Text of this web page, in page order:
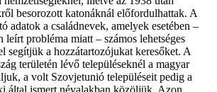
besorozott katonáknál előfordulhattak. A
adatok a családnevek, amelyek esetében –
leírt probléma miatt – számos lehetséges
segítjük a hozzátartozójukat keresőket. A
területén lévő településeknél a magyar
a volt Szovjetunió településeit pedig a
által ismert névalakban közöljük. Azon